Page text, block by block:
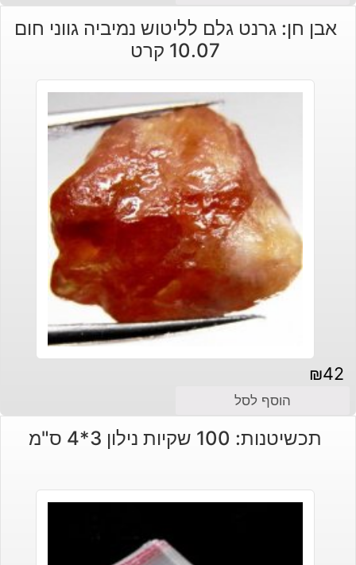
אבן חן: גרנט גלם לליטוש נמיביה גווני חום
10.07 קרט
₪42
הוסף לסל
תכשיטנות: 100 שקיות נילון 3*4 ס"מ